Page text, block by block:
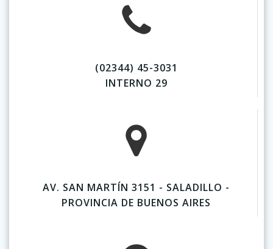
(02344) 45-3031
INTERNO 29
AV. SAN MARTÍN 3151 - SALADILLO -
PROVINCIA DE BUENOS AIRES